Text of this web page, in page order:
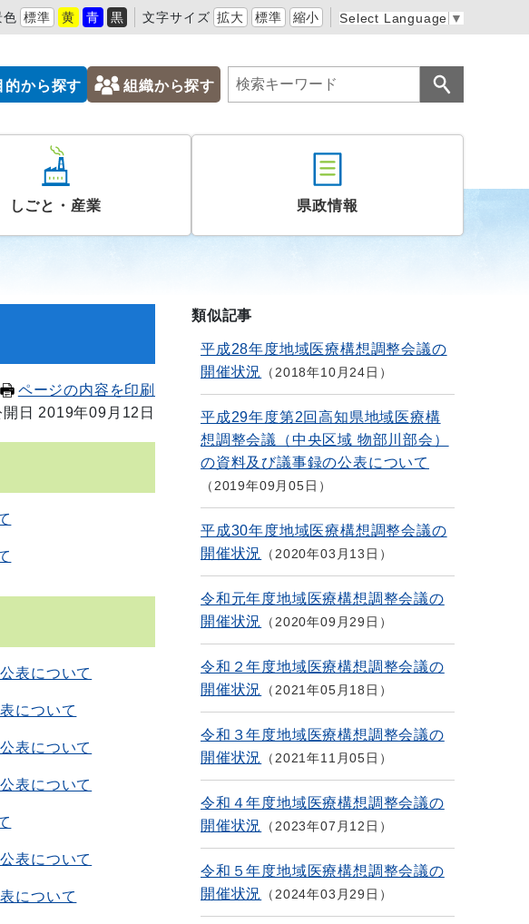
色 標準 黄 青 黒 文字サイズ 拡大 標準 縮小 Select Language ▼
的から探す 組織から探す
しごと・産業 県政情報
ページの内容を印刷
開日 2019年09月12日
表について
について
表について
表について
表について
について
類似記事
平成28年度地域医療構想調整会議の
開催状況
2018年10月24日
平成29年度第2回高知県地域医療構
想調整会議（中央区域 物部川部会）
の資料及び議事録の公表について
2019年09月05日
平成30年度地域医療構想調整会議の
開催状況
2020年03月13日
令和元年度地域医療構想調整会議の
開催状況
2020年09月29日
令和２年度地域医療構想調整会議の
開催状況
2021年05月18日
令和３年度地域医療構想調整会議の
開催状況
2021年11月05日
令和４年度地域医療構想調整会議の
開催状況
2023年07月12日
令和５年度地域医療構想調整会議の
開催状況
2024年03月29日